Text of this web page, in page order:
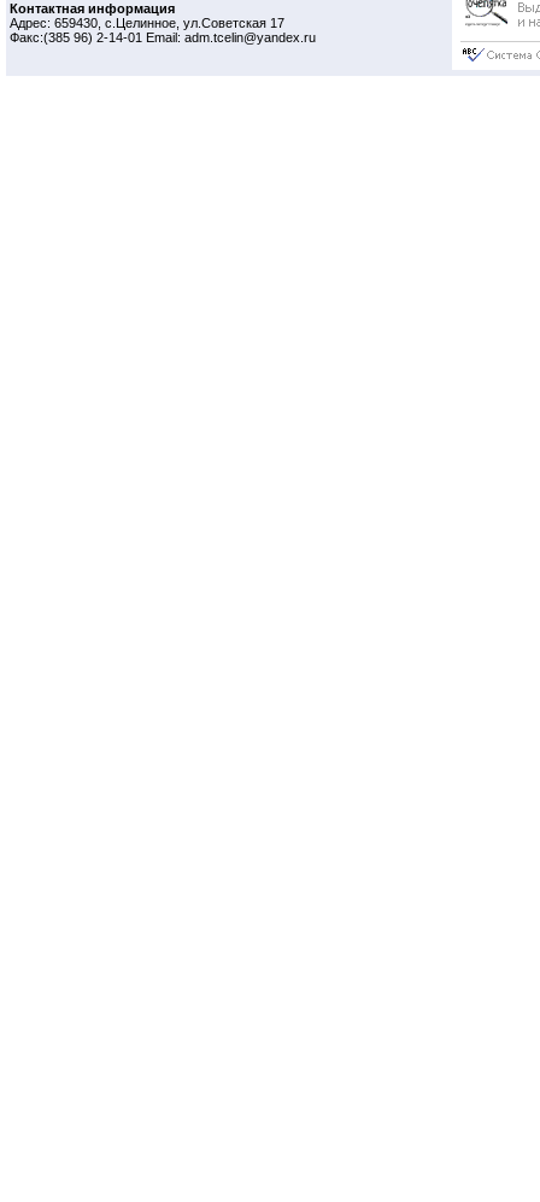
Контактная информация
Адрес: 659430, с.Целинное, ул.Советская 17
Факс:(385 96) 2-14-01 Email: adm.tcelin@yandex.ru